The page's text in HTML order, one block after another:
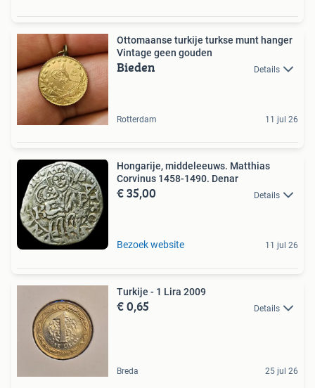
Ottomaanse turkije turkse munt hanger
Vintage geen gouden
Bieden Details
Rotterdam 11 jul 26
Hongarije, middeleeuws. Matthias
Corvinus 1458-1490. Denar
€ 35,00 Details
Bezoek website 11 jul 26
Turkije - 1 Lira 2009
€ 0,65 Details
Breda 25 jul 26